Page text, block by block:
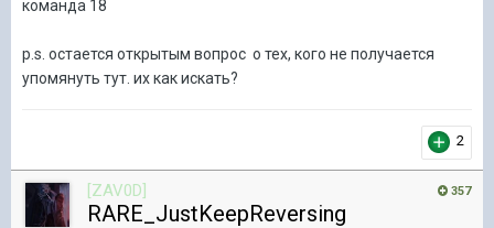
команда 18
p.s. остается открытым вопрос о тех, кого не получается
упомянуть тут. их как искать?
2
357
[ZAV0D]
RARE_JustKeepReversing